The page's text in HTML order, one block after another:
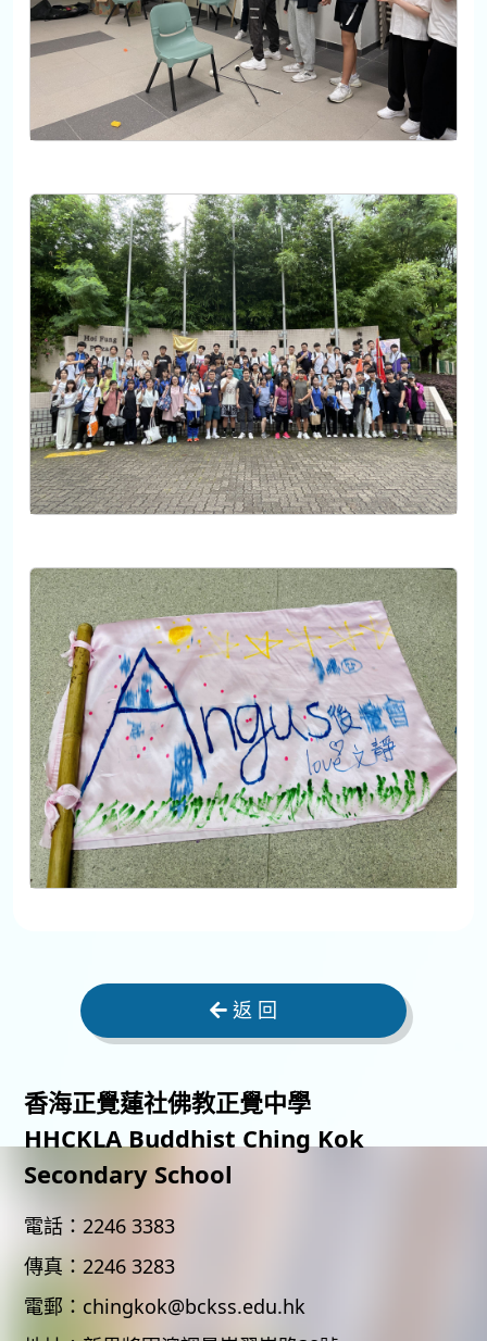
返 回
香海正覺蓮社佛教正覺中學
HHCKLA Buddhist Ching Kok
Secondary School
電話： 2246 3383
傳真： 2246 3283
電郵： chingkok@bckss.edu.hk